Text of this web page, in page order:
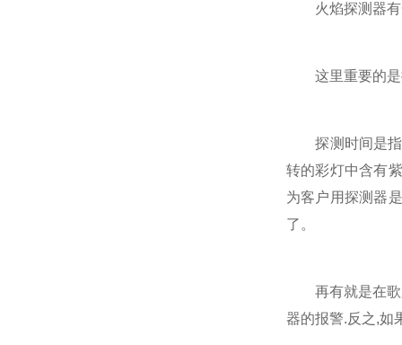
火焰探测器有
这里重要的是
探测时间是指
转的彩灯中含有
为客户用探测器
了。
再有就是在歌厅
器的报警.反之,如